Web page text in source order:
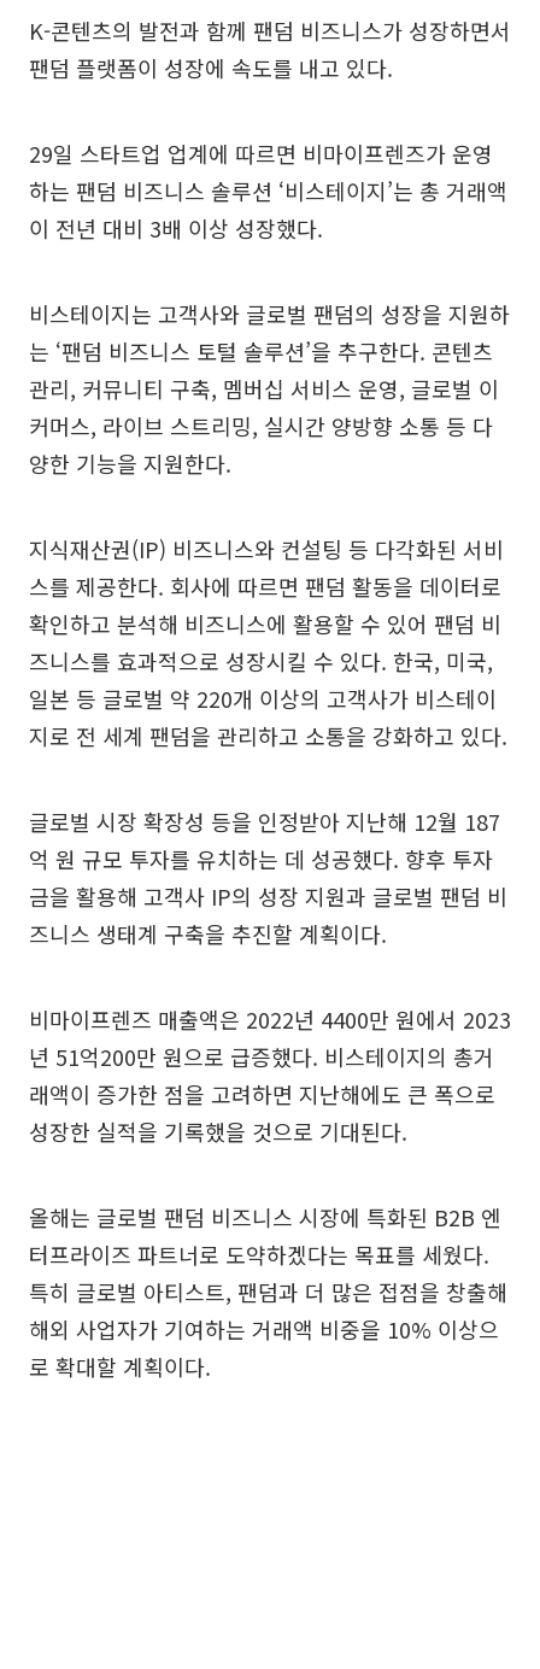
K-콘텐츠의 발전과 함께 팬덤 비즈니스가 성장하면서
팬덤 플랫폼이 성장에 속도를 내고 있다.
29일 스타트업 업계에 따르면 비마이프렌즈가 운영
하는 팬덤 비즈니스 솔루션 ‘비스테이지’는 총 거래액
이 전년 대비 3배 이상 성장했다.
비스테이지는 고객사와 글로벌 팬덤의 성장을 지원하
는 ‘팬덤 비즈니스 토털 솔루션’을 추구한다. 콘텐츠
관리, 커뮤니티 구축, 멤버십 서비스 운영, 글로벌 이
커머스, 라이브 스트리밍, 실시간 양방향 소통 등 다
양한 기능을 지원한다.
지식재산권(IP) 비즈니스와 컨설팅 등 다각화된 서비
스를 제공한다. 회사에 따르면 팬덤 활동을 데이터로
확인하고 분석해 비즈니스에 활용할 수 있어 팬덤 비
즈니스를 효과적으로 성장시킬 수 있다. 한국, 미국,
일본 등 글로벌 약 220개 이상의 고객사가 비스테이
지로 전 세계 팬덤을 관리하고 소통을 강화하고 있다.
글로벌 시장 확장성 등을 인정받아 지난해 12월 187
억 원 규모 투자를 유치하는 데 성공했다. 향후 투자
금을 활용해 고객사 IP의 성장 지원과 글로벌 팬덤 비
즈니스 생태계 구축을 추진할 계획이다.
비마이프렌즈 매출액은 2022년 4400만 원에서 2023
년 51억200만 원으로 급증했다. 비스테이지의 총거
래액이 증가한 점을 고려하면 지난해에도 큰 폭으로
성장한 실적을 기록했을 것으로 기대된다.
올해는 글로벌 팬덤 비즈니스 시장에 특화된 B2B 엔
터프라이즈 파트너로 도약하겠다는 목표를 세웠다.
특히 글로벌 아티스트, 팬덤과 더 많은 접점을 창출해
해외 사업자가 기여하는 거래액 비중을 10% 이상으
로 확대할 계획이다.